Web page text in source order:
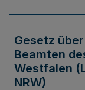
Gesetz
Beamten
Westfalen
NRW)